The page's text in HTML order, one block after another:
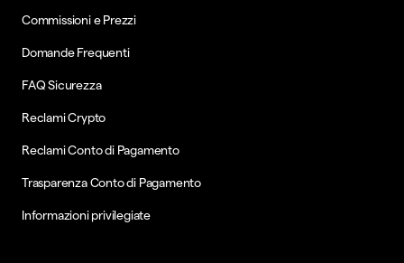
Commissioni e Prezzi
Domande Frequenti
FAQ Sicurezza
Reclami Crypto
Reclami Conto di Pagamento
Trasparenza Conto di Pagamento
Informazioni privilegiate